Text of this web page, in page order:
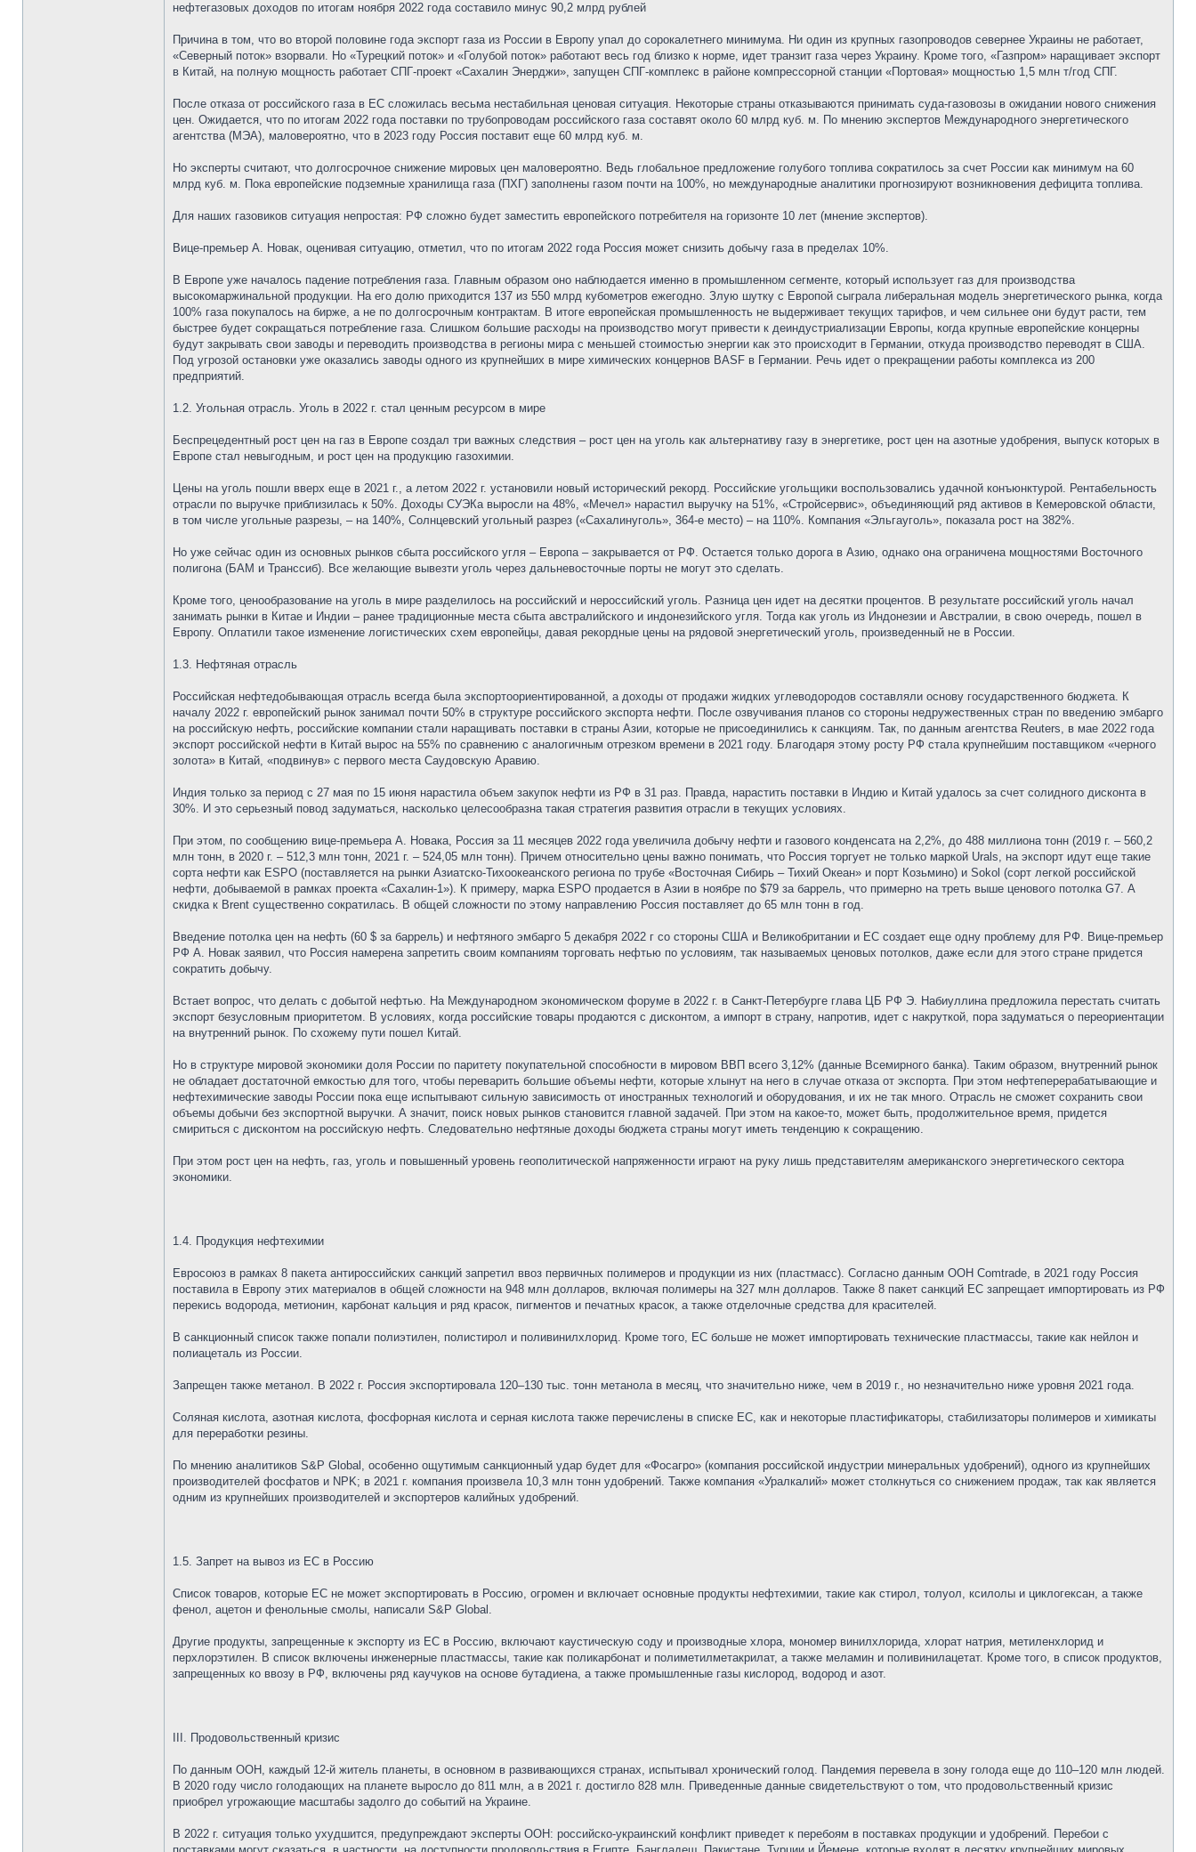
нефтегазовых доходов по итогам ноября 2022 года составило минус 90,2 млрд рублей
Причина в том, что во второй половине года экспорт газа из России в Европу упал до сорокалетнего минимума. Ни один из крупных газопроводов севернее Украины не работает,
«Северный поток» взорвали. Но «Турецкий поток» и «Голубой поток» работают весь год близко к норме, идет транзит газа через Украину. Кроме того, «Газпром» наращивает экспорт
в Китай, на полную мощность работает СПГ-проект «Сахалин Энерджи», запущен СПГ-комплекс в районе компрессорной станции «Портовая» мощностью 1,5 млн т/год СПГ.
После отказа от российского газа в ЕС сложилась весьма нестабильная ценовая ситуация. Некоторые страны отказываются принимать суда-газовозы в ожидании нового снижения
цен. Ожидается, что по итогам 2022 года поставки по трубопроводам российского газа составят около 60 млрд куб. м. По мнению экспертов Международного энергетического
агентства (МЭА), маловероятно, что в 2023 году Россия поставит еще 60 млрд куб. м.
Но эксперты считают, что долгосрочное снижение мировых цен маловероятно. Ведь глобальное предложение голубого топлива сократилось за счет России как минимум на 60
млрд куб. м. Пока европейские подземные хранилища газа (ПХГ) заполнены газом почти на 100%, но международные аналитики прогнозируют возникновения дефицита топлива.
Для наших газовиков ситуация непростая: РФ сложно будет заместить европейского потребителя на горизонте 10 лет (мнение экспертов).
Вице-премьер А. Новак, оценивая ситуацию, отметил, что по итогам 2022 года Россия может снизить добычу газа в пределах 10%.
В Европе уже началось падение потребления газа. Главным образом оно наблюдается именно в промышленном сегменте, который использует газ для производства
высокомаржинальной продукции. На его долю приходится 137 из 550 млрд кубометров ежегодно. Злую шутку с Европой сыграла либеральная модель энергетического рынка, когда
100% газа покупалось на бирже, а не по долгосрочным контрактам. В итоге европейская промышленность не выдерживает текущих тарифов, и чем сильнее они будут расти, тем
быстрее будет сокращаться потребление газа. Слишком большие расходы на производство могут привести к деиндустриализации Европы, когда крупные европейские концерны
будут закрывать свои заводы и переводить производства в регионы мира с меньшей стоимостью энергии как это происходит в Германии, откуда производство переводят в США.
Под угрозой остановки уже оказались заводы одного из крупнейших в мире химических концернов BASF в Германии. Речь идет о прекращении работы комплекса из 200
предприятий.
1.2. Угольная отрасль. Уголь в 2022 г. стал ценным ресурсом в мире
Беспрецедентный рост цен на газ в Европе создал три важных следствия – рост цен на уголь как альтернативу газу в энергетике, рост цен на азотные удобрения, выпуск которых в
Европе стал невыгодным, и рост цен на продукцию газохимии.
Цены на уголь пошли вверх еще в 2021 г., а летом 2022 г. установили новый исторический рекорд. Российские угольщики воспользовались удачной конъюнктурой. Рентабельность
отрасли по выручке приблизилась к 50%. Доходы СУЭКа выросли на 48%, «Мечел» нарастил выручку на 51%, «Стройсервис», объединяющий ряд активов в Кемеровской области,
в том числе угольные разрезы, – на 140%, Солнцевский угольный разрез («Сахалинуголь», 364-е место) – на 110%. Компания «Эльгауголь», показала рост на 382%.
Но уже сейчас один из основных рынков сбыта российского угля – Европа – закрывается от РФ. Остается только дорога в Азию, однако она ограничена мощностями Восточного
полигона (БАМ и Транссиб). Все желающие вывезти уголь через дальневосточные порты не могут это сделать.
Кроме того, ценообразование на уголь в мире разделилось на российский и нероссийский уголь. Разница цен идет на десятки процентов. В результате российский уголь начал
занимать рынки в Китае и Индии – ранее традиционные места сбыта австралийского и индонезийского угля. Тогда как уголь из Индонезии и Австралии, в свою очередь, пошел в
Европу. Оплатили такое изменение логистических схем европейцы, давая рекордные цены на рядовой энергетический уголь, произведенный не в России.
1.3. Нефтяная отрасль
Российская нефтедобывающая отрасль всегда была экспортоориентированной, а доходы от продажи жидких углеводородов составляли основу государственного бюджета. К
началу 2022 г. европейский рынок занимал почти 50% в структуре российского экспорта нефти. После озвучивания планов со стороны недружественных стран по введению эмбарго
на российскую нефть, российские компании стали наращивать поставки в страны Азии, которые не присоединились к санкциям. Так, по данным агентства Reuters, в мае 2022 года
экспорт российской нефти в Китай вырос на 55% по сравнению с аналогичным отрезком времени в 2021 году. Благодаря этому росту РФ стала крупнейшим поставщиком «черного
золота» в Китай, «подвинув» с первого места Саудовскую Аравию.
Индия только за период с 27 мая по 15 июня нарастила объем закупок нефти из РФ в 31 раз. Правда, нарастить поставки в Индию и Китай удалось за счет солидного дисконта в
30%. И это серьезный повод задуматься, насколько целесообразна такая стратегия развития отрасли в текущих условиях.
При этом, по сообщению вице-премьера А. Новака, Россия за 11 месяцев 2022 года увеличила добычу нефти и газового конденсата на 2,2%, до 488 миллиона тонн (2019 г. – 560,2
млн тонн, в 2020 г. – 512,3 млн тонн, 2021 г. – 524,05 млн тонн). Причем относительно цены важно понимать, что Россия торгует не только маркой Urals, на экспорт идут еще такие
сорта нефти как ESPO (поставляется на рынки Азиатско-Тихоокеанского региона по трубе «Восточная Сибирь – Тихий Океан» и порт Козьмино) и Sokol (сорт легкой российской
нефти, добываемой в рамках проекта «Сахалин-1»). К примеру, марка ESPO продается в Азии в ноябре по $79 за баррель, что примерно на треть выше ценового потолка G7. А
скидка к Brent существенно сократилась. В общей сложности по этому направлению Россия поставляет до 65 млн тонн в год.
Введение потолка цен на нефть (60 $ за баррель) и нефтяного эмбарго 5 декабря 2022 г со стороны США и Великобритании и ЕС создает еще одну проблему для РФ. Вице-премьер
РФ А. Новак заявил, что Россия намерена запретить своим компаниям торговать нефтью по условиям, так называемых ценовых потолков, даже если для этого стране придется
сократить добычу.
Встает вопрос, что делать с добытой нефтью. На Международном экономическом форуме в 2022 г. в Санкт-Петербурге глава ЦБ РФ Э. Набиуллина предложила перестать считать
экспорт безусловным приоритетом. В условиях, когда российские товары продаются с дисконтом, а импорт в страну, напротив, идет с накруткой, пора задуматься о переориентации
на внутренний рынок. По схожему пути пошел Китай.
Но в структуре мировой экономики доля России по паритету покупательной способности в мировом ВВП всего 3,12% (данные Всемирного банка). Таким образом, внутренний рынок
не обладает достаточной емкостью для того, чтобы переварить большие объемы нефти, которые хлынут на него в случае отказа от экспорта. При этом нефтеперерабатывающие и
нефтехимические заводы России пока еще испытывают сильную зависимость от иностранных технологий и оборудования, и их не так много. Отрасль не сможет сохранить свои
объемы добычи без экспортной выручки. А значит, поиск новых рынков становится главной задачей. При этом на какое-то, может быть, продолжительное время, придется
смириться с дисконтом на российскую нефть. Следовательно нефтяные доходы бюджета страны могут иметь тенденцию к сокращению.
При этом рост цен на нефть, газ, уголь и повышенный уровень геополитической напряженности играют на руку лишь представителям американского энергетического сектора
экономики.
1.4. Продукция нефтехимии
Евросоюз в рамках 8 пакета антироссийских санкций запретил ввоз первичных полимеров и продукции из них (пластмасс). Согласно данным ООН Comtrade, в 2021 году Россия
поставила в Европу этих материалов в общей сложности на 948 млн долларов, включая полимеры на 327 млн долларов. Также 8 пакет санкций ЕС запрещает импортировать из РФ
перекись водорода, метионин, карбонат кальция и ряд красок, пигментов и печатных красок, а также отделочные средства для красителей.
В санкционный список также попали полиэтилен, полистирол и поливинилхлорид. Кроме того, ЕС больше не может импортировать технические пластмассы, такие как нейлон и
полиацеталь из России.
Запрещен также метанол. В 2022 г. Россия экспортировала 120–130 тыс. тонн метанола в месяц, что значительно ниже, чем в 2019 г., но незначительно ниже уровня 2021 года.
Соляная кислота, азотная кислота, фосфорная кислота и серная кислота также перечислены в списке ЕС, как и некоторые пластификаторы, стабилизаторы полимеров и химикаты
для переработки резины.
По мнению аналитиков S&P Global, особенно ощутимым санкционный удар будет для «Фосагро» (компания российской индустрии минеральных удобрений), одного из крупнейших
производителей фосфатов и NPK; в 2021 г. компания произвела 10,3 млн тонн удобрений. Также компания «Уралкалий» может столкнуться со снижением продаж, так как является
одним из крупнейших производителей и экспортеров калийных удобрений.
1.5. Запрет на вывоз из ЕС в Россию
Список товаров, которые ЕС не может экспортировать в Россию, огромен и включает основные продукты нефтехимии, такие как стирол, толуол, ксилолы и циклогексан, а также
фенол, ацетон и фенольные смолы, написали S&P Global.
Другие продукты, запрещенные к экспорту из ЕС в Россию, включают каустическую соду и производные хлора, мономер винилхлорида, хлорат натрия, метиленхлорид и
перхлорэтилен. В список включены инженерные пластмассы, такие как поликарбонат и полиметилметакрилат, а также меламин и поливинилацетат. Кроме того, в список продуктов,
запрещенных ко ввозу в РФ, включены ряд каучуков на основе бутадиена, а также промышленные газы кислород, водород и азот.
III. Продовольственный кризис
По данным ООН, каждый 12-й житель планеты, в основном в развивающихся странах, испытывал хронический голод. Пандемия перевела в зону голода еще до 110–120 млн людей.
В 2020 году число голодающих на планете выросло до 811 млн, а в 2021 г. достигло 828 млн. Приведенные данные свидетельствуют о том, что продовольственный кризис
приобрел угрожающие масштабы задолго до событий на Украине.
В 2022 г. ситуация только ухудшится, предупреждают эксперты ООН: российско-украинский конфликт приведет к перебоям в поставках продукции и удобрений. Перебои с